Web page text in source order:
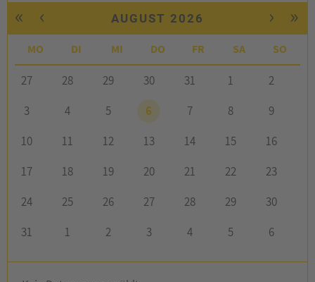
« ‹ AUGUST 2026 › »
MO DI MI DO FR SA SO
27 28 29 30 31 1
2
3
4 5 6 7 8
9
10
11 12 13 14 15
16
17
18 19 20 21 22
23
24
25 26 27 28 29
30
31
1 2 3 4 5 6